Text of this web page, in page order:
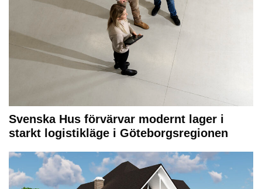
Svenska Hus förvärvar modernt lager i
starkt logistikläge i Göteborgsregionen